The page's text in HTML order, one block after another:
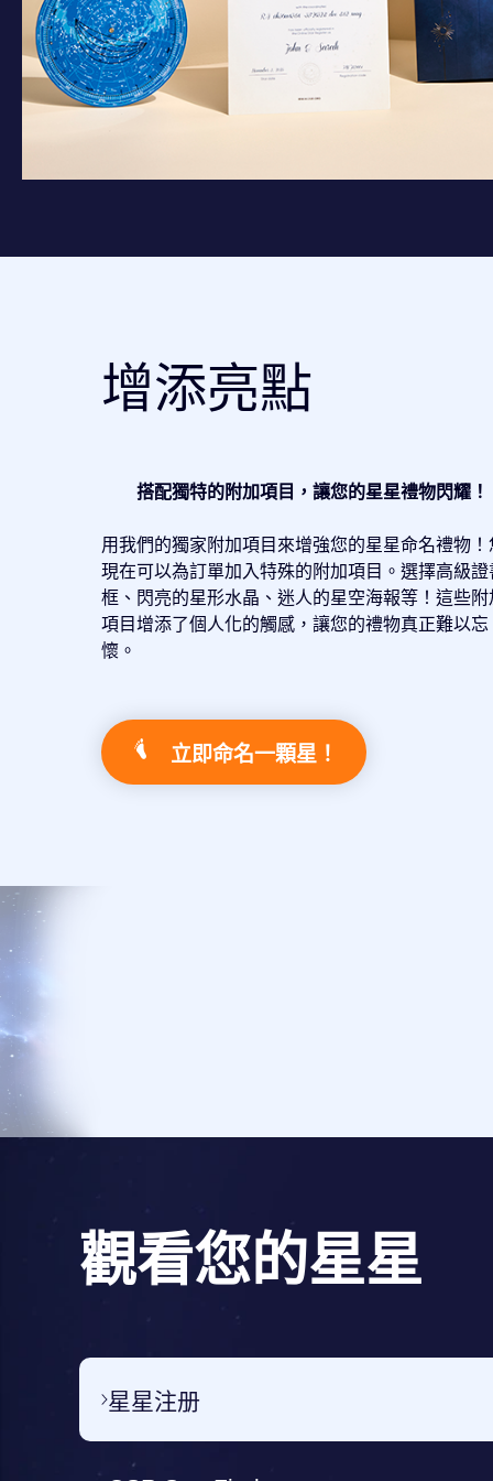
增添亮點
搭配獨特的附加項目，讓您的星星禮物閃耀！
用我們的獨家附加項目來增強您的星星命名禮物！
現在可以為訂單加入特殊的附加項目。選擇高級證
框、閃亮的星形水晶、迷人的星空海報等！這些附
項目增添了個人化的觸感，讓您的禮物真正難以忘
懷。
立即命名一顆星！
觀看您的星星
星星注册